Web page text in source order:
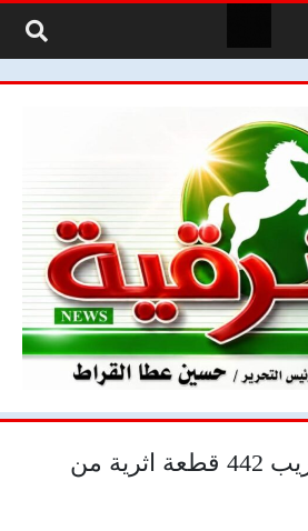
احباط محاولة تهريب 442 قطعة اثرية من